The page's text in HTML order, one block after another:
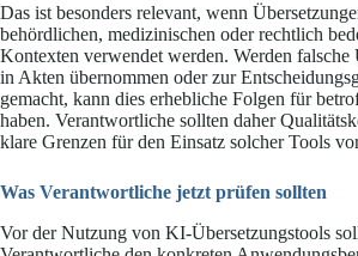
Das ist besonders relevant, wenn
behördlichen, medizinischen oder rechtlich
Kontexten verwendet werden. Werden falsche
in Akten übernommen oder zur
gemacht, kann dies erhebliche Folgen für
haben. Verantwortliche sollten daher
klare Grenzen für den Einsatz solcher Tools
Was Verantwortliche jetzt prüfen sollten
Vor der Nutzung von KI-Übersetzungstools